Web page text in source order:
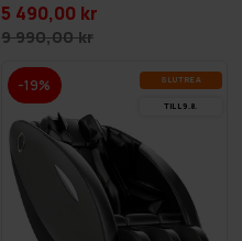
5 490,00 kr
9 990,00 kr
-19% SLUT­REA
TILL 9.8.